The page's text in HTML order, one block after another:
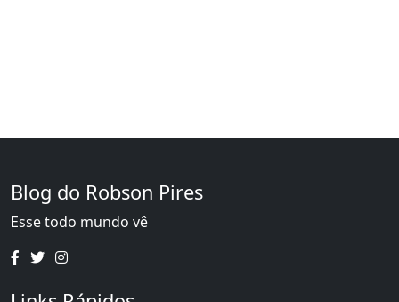
Blog do Robson Pires
Esse todo mundo vê